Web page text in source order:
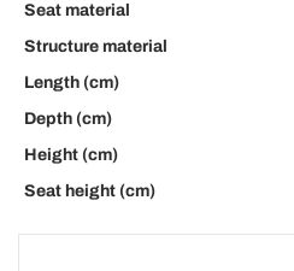
Seat material
Structure material
Length (cm)
Depth (cm)
Height (cm)
Seat height (cm)